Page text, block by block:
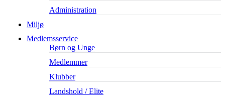
Administration
Miljø
Medlemsservice
Børn og Unge
Medlemmer
Klubber
Landshold / Elite